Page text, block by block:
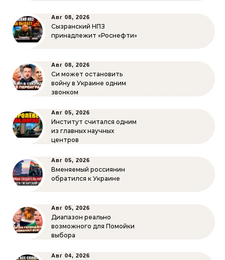
Авг 08, 2026
Сызранский НПЗ
принадлежит «Роснефти»
Авг 08, 2026
Си может остановить
войну в Украине одним
звонком
Авг 05, 2026
Институт считался одним
из главных научных
центров
Авг 05, 2026
Вменяемый россиянин
обратился к Украине
Авг 05, 2026
Диапазон реально
возможного для Помойки
выбора
Авг 04, 2026